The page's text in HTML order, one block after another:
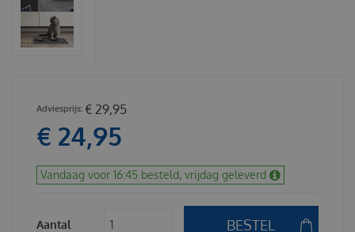
€ 29,95
€ 24,95
Vandaag voor 16:45 besteld, vrijdag geleverd
Aantal